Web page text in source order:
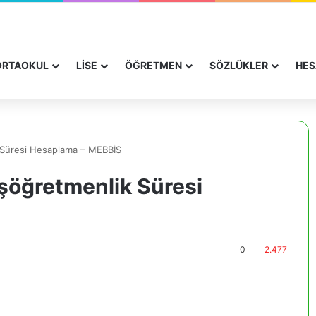
LİSE ÖĞRETMEN SÖZLÜKLER
Hesaplama – MEBBİS
Süresi
0 2.477